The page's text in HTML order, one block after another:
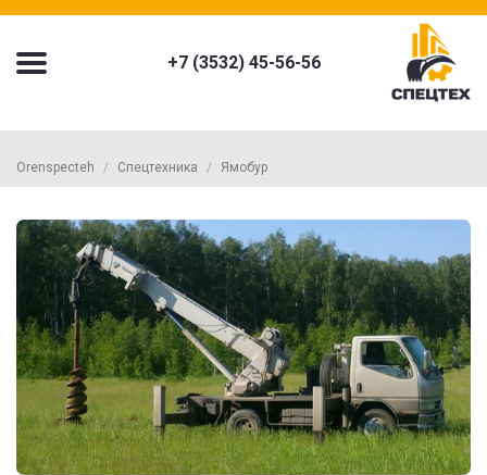
+7 (3532) 45-56-56
Orenspecteh Спецтехника Ямобур